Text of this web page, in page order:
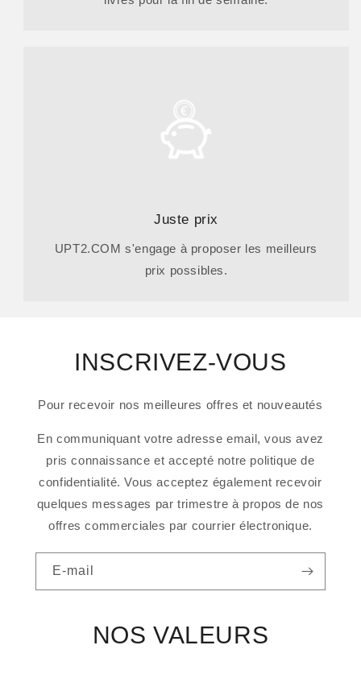
Juste prix
UPT2.COM s'engage à proposer les meilleurs
prix possibles.
INSCRIVEZ-VOUS
Pour recevoir nos meilleures offres et nouveautés
En communiquant votre adresse email, vous avez
pris connaissance et accepté notre politique de
confidentialité. Vous acceptez également recevoir
quelques messages par trimestre à propos de nos
offres commerciales par courrier électronique.
E-mail
NOS VALEURS